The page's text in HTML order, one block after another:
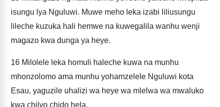
isungu lya Nguluwi. Muwe meho leka izabi liliusungu
lileche kuzuka hali hemwe na kuwegalila wanhu wenji
magazo kwa dunga ya heye.
16 Milolele leka homuli haleche kuwa na munhu
mhonzolomo ama munhu yohamzelele Nguluwi kota
Esau, yaguzile uhalizi wa heye wa mlelwa wa mwaluko
kwa chilyo chido hela.